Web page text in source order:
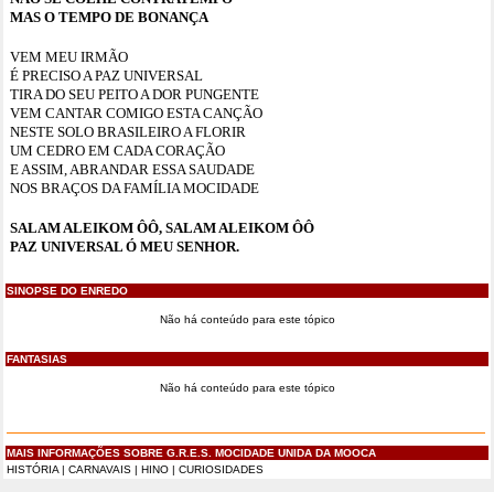
MAS O TEMPO DE BONANÇA
VEM MEU IRMÃO
É PRECISO A PAZ UNIVERSAL
TIRA DO SEU PEITO A DOR PUNGENTE
VEM CANTAR COMIGO ESTA CANÇÃO
NESTE SOLO BRASILEIRO A FLORIR
UM CEDRO EM CADA CORAÇÃO
E ASSIM, ABRANDAR ESSA SAUDADE
NOS BRAÇOS DA FAMÍLIA MOCIDADE
SALAM ALEIKOM ÔÔ, SALAM ALEIKOM ÔÔ
PAZ UNIVERSAL Ó MEU SENHOR.
SINOPSE DO ENREDO
Não há conteúdo para este tópico
FANTASIAS
Não há conteúdo para este tópico
MAIS INFORMAÇÕES SOBRE G.R.E.S. MOCIDADE UNIDA DA MOOCA
HISTÓRIA | CARNAVAIS | HINO | CURIOSIDADES